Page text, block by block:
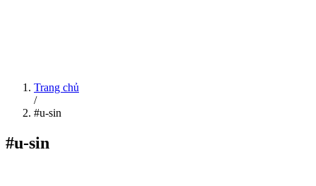
Trang chủ
/
#u-sin
#u-sin